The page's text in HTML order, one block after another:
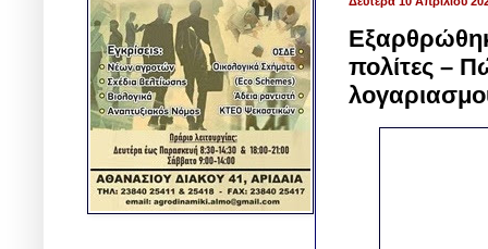
πολίτες –